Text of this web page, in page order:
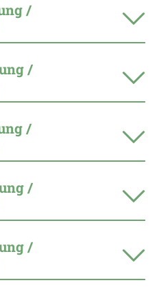
/
/
/
/
/